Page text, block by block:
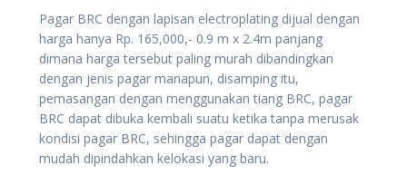
Pagar BRC dengan lapisan electroplating dijual dengan
harga hanya Rp. 165,000,- 0.9 m x 2.4m panjang
dimana harga tersebut paling murah dibandingkan
dengan jenis pagar manapun, disamping itu,
pemasangan dengan menggunakan tiang BRC, pagar
BRC dapat dibuka kembali suatu ketika tanpa merusak
kondisi pagar BRC, sehingga pagar dapat dengan
mudah dipindahkan kelokasi yang baru.